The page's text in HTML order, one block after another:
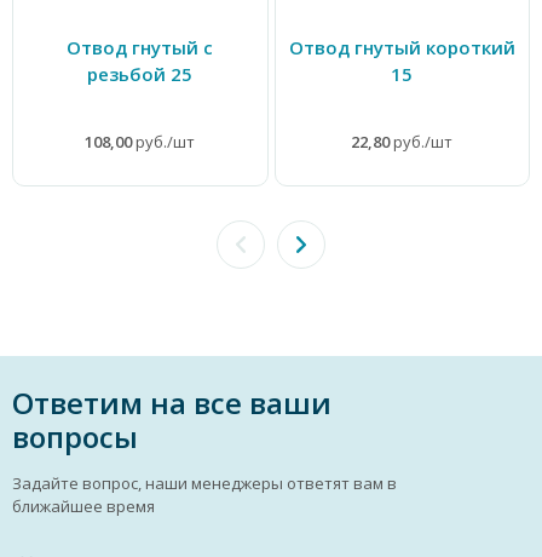
Отвод гнутый с
резьбой 25
108,00руб./шт
Отвод гнутый короткий
15
22,80руб./шт
Ответим на все ваши
вопросы
Задайте вопрос, наши менеджеры ответят вам в
ближайшее время